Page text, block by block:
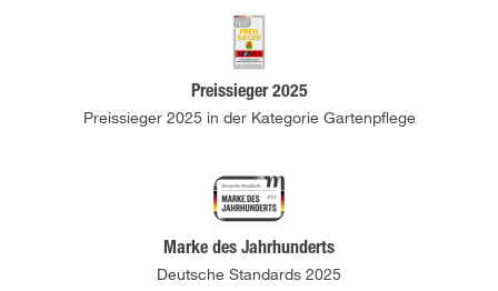
Preissieger 2025
Preissieger 2025 in der Kategorie Gartenpflege
Marke des Jahrhunderts
Deutsche Standards 2025